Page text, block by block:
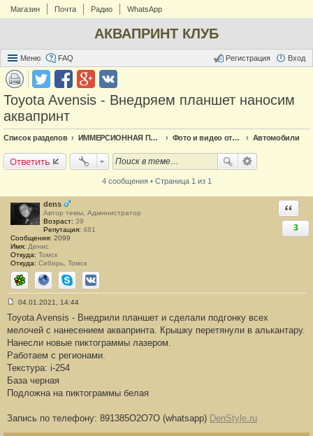
Магазин Почта Радио WhatsApp
АКВАПРИНТ КЛУБ
Меню FAQ Вход
Регистрация
Toyota Avensis - Внедряем планшет наносим
аквапринт
Список разделов ИММЕРСИОННАЯ ПЕЧАТЬ Фото и видео отчёт по аквапечати Автомобили
Ответить
4 сообщения • Страница 1 из 1
dens
Автор темы, Администратор
Возраст: 39
Репутация: 481
Сообщения: 2099
Имя: Денис
Откуда: Томск
Откуда: Сибирь, Томск
ICQ СайтSkypeВКонтакте
3
о
о
б
щ
н
и
#
1
04.01.2021, 14:44
Toyota Avensis - Внедрили планшет и сделали подгонку всех
мелочей с нанесением аквапринта. Крышку перетянули в алькантару.
Нанесли новые пиктограммы лазером.
Работаем с регионами.
Текстура: i-254
База черная
Подложна на пиктограммы белая
Запись по телефону: 891385O2O7O (whatsapp) DenStyle.ru